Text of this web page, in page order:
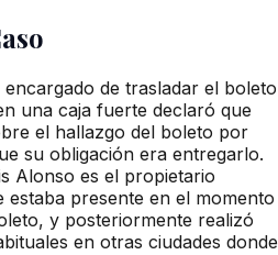
de trasladar el boleto
una caja fuerte declaró que
el hallazgo del boleto por
su obligación era entregarlo.
Alonso es el propietario
estaba presente en el momento
y posteriormente realizó
en otras ciudades donde